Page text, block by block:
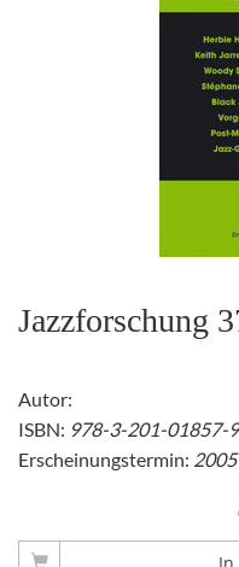
Jazzforschung
Autor:
ISBN: 978-3-201-01857-9
Erscheinungstermin: 2005